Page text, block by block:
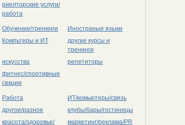
риелторские услуги/
работа
Обучение/тренинги
Иностраные языки
Компьтеры и ИТ
другие курсы и
тренинги
искусства
репетиторы
фитнес/спортивные
секции
Работа
ИТ/комьютеры/связь
другое/разное
клубы/бары/гостиницы
красота/здоровье/
маркетинг/реклама/PR